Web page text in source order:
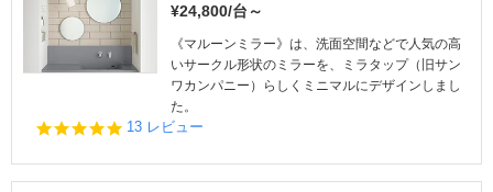
¥24,800/台～
《マルーンミラー》は、洗面空間などで人気の高
いサークル形状のミラーを、ミラタップ（旧サン
ワカンパニー）らしくミニマルにデザインしまし
た。
4.
s
t
13 レビュー